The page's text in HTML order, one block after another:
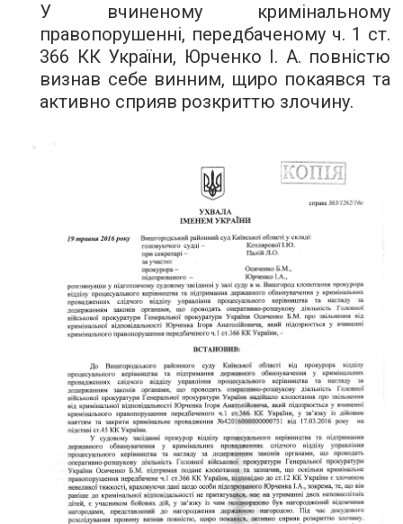
У вчиненому кримінальному
правопорушенні, передбаченому ч. 1 ст.
366 КК України, Юрченко І. А. повністю
визнав себе винним, щиро покаявся та
активно сприяв розкриттю злочину.